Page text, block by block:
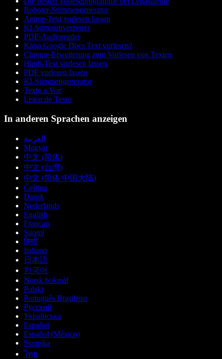
Roboter-Stimmengenerator
Anime-Text vorlesen lassen
KI-Stimmenverzerrer
PDF-Audioreader
Kann Google Docs Text vorlesen?
Chrome-Erweiterung zum Vorlesen von Texten
Hindi-Text vorlesen lassen
PDF vorlesen lassen
KI-Stimmengenerator
Texto a Voz
Leitor de Texto
In anderen Sprachen anzeigen
العربية
Magyar
中文 (简体)
中文 (台灣)
中文 (简体 中国大陆)
Čeština
Dansk
Nederlands
English
Français
Suomi
हिन्दी
Italiano
日本語
한국어
Norsk bokmål
Polski
Português Brasileiro
Русский
Українська
Español
Español (México)
Svenska
ไทย